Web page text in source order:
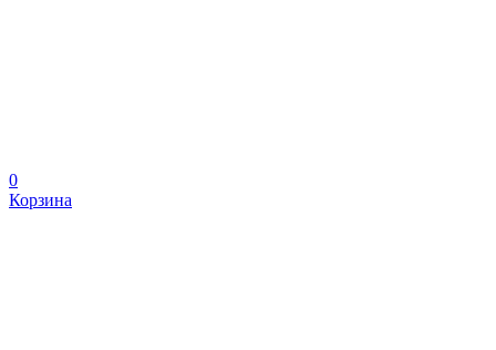
0
Корзина